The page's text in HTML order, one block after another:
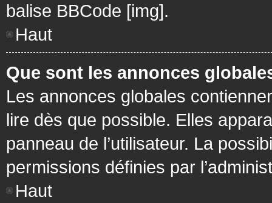
balise BBCode [img].
Haut
Que sont les annonces
Les annonces globales
lire dès que possible. Elles
panneau de l’utilisateur. La
permissions définies par
Haut